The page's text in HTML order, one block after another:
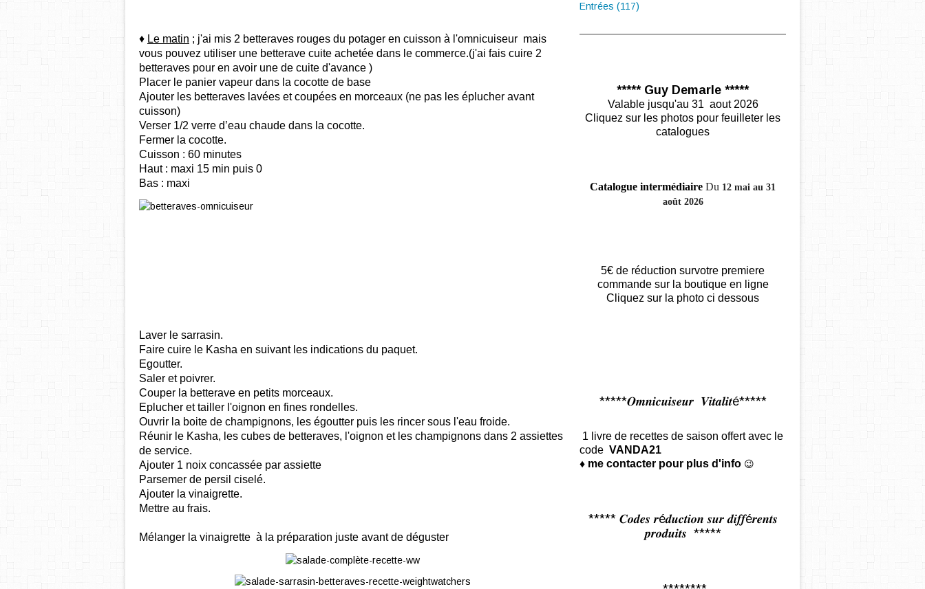
♦ Le matin ; j'ai mis 2 betteraves rouges du potager en cuisson à l'omnicuiseur mais
vous pouvez utiliser une betterave cuite achetée dans le commerce.(j'ai fais cuire 2
betteraves pour en avoir une de cuite d'avance )
Placer le panier vapeur dans la cocotte de base
Ajouter les betteraves lavées et coupées en morceaux (ne pas les éplucher avant
cuisson)
Verser 1/2 verre d’eau chaude dans la cocotte.
Fermer la cocotte.
Cuisson : 60 minutes
Haut : maxi 15 min puis 0
Bas : maxi
Laver le sarrasin.
Faire cuire le Kasha en suivant les indications du paquet.
Egoutter.
Saler et poivrer.
Couper la betterave en petits morceaux.
Eplucher et tailler l'oignon en fines rondelles.
Ouvrir la boite de champignons, les égoutter puis les rincer sous l'eau froide.
Réunir le Kasha, les cubes de betteraves, l'oignon et les champignons dans 2 assiettes
de service.
Ajouter 1 noix concassée par assiette
Parsemer de persil ciselé.
Ajouter la vinaigrette.
Mettre au frais.
Mélanger la vinaigrette à la préparation juste avant de déguster
Entrées (117)
***** Guy Demarle *****
Valable jusqu'au 31 aout 2026
Cliquez sur les photos pour feuilleter les
catalogues
Catalogue intermédiaire Du 12 mai au 31
août 2026
5€ de réduction survotre premiere
commande sur la boutique en ligne
Cliquez sur la photo ci dessous
*****𝑶𝒎𝒏𝒊𝒄𝒖𝒊𝒔𝒆𝒖𝒓 𝑽𝒊𝒕𝒂𝒍𝒊𝒕é*****
1 livre de recettes de saison offertavec le
code VANDA21
♦ me contacter pour plus d'info 😉
***** 𝑪𝒐𝒅𝒆𝒔 𝒓é𝒅𝒖𝒄𝒕𝒊𝒐𝒏 𝒔𝒖𝒓 𝒅𝒊𝒇𝒇é𝒓𝒆𝒏𝒕𝒔
𝒑𝒓𝒐𝒅𝒖𝒊𝒕𝒔 *****